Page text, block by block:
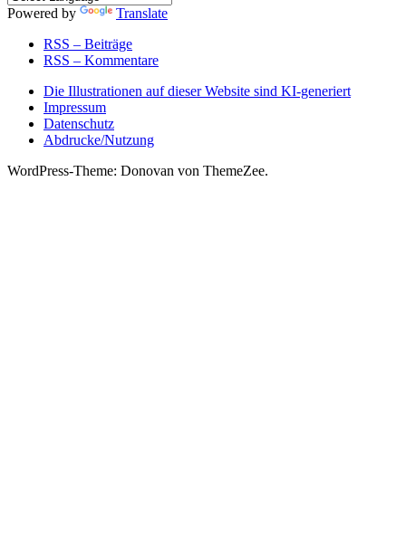
Powered by
Translate
RSS – Beiträge
RSS – Kommentare
Die Illustrationen auf dieser Website sind KI-generiert
Impressum
Datenschutz
Abdrucke/Nutzung
WordPress-Theme: Donovan von ThemeZee.